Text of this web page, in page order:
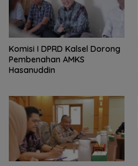
Komisi I DPRD Kalsel Dorong
Pembenahan AMKS
Hasanuddin